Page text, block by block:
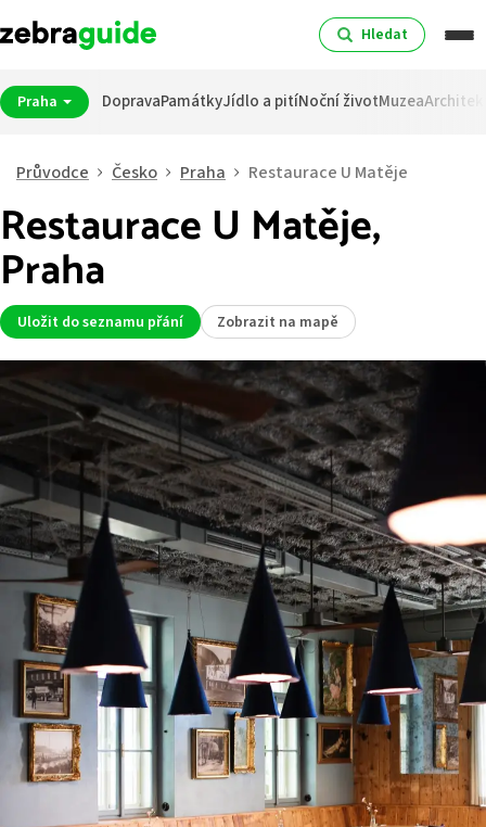
Hledat
Praha DopravaPamátkyJídlo a pitíNoční životMuzea
Průvodce Česko Praha Restaurace U Matěje
Restaurace U Matěje,
Praha
Uložit do seznamu přání Zobrazit na mapě